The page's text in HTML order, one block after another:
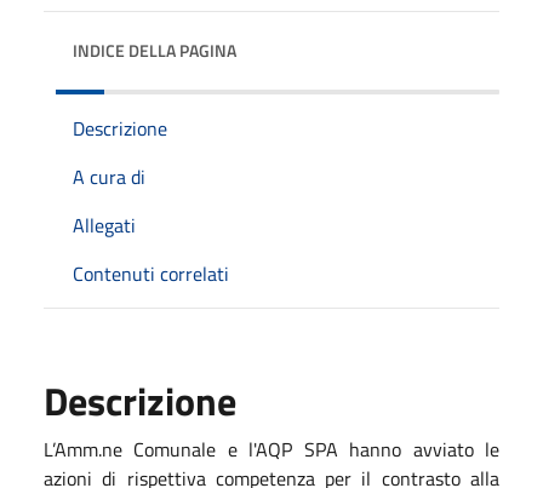
INDICE DELLA PAGINA
Descrizione
A cura di
Allegati
Contenuti correlati
Descrizione
L’Amm.ne Comunale e l'AQP SPA hanno avviato le
azioni di rispettiva competenza per il contrasto alla